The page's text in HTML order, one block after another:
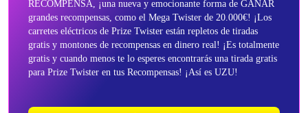
RECOMPENSA, ¡una nueva y emocionante forma de GANAR
grandes recompensas, como el Mega Twister de 20.000€! ¡Los
carretes eléctricos de Prize Twister están repletos de tiradas
gratis y montones de recompensas en dinero real! ¡Es totalmente
gratis y cuando menos te lo esperes encontrarás una tirada gratis
para Prize Twister en tus Recompensas! ¡Así es UZU!